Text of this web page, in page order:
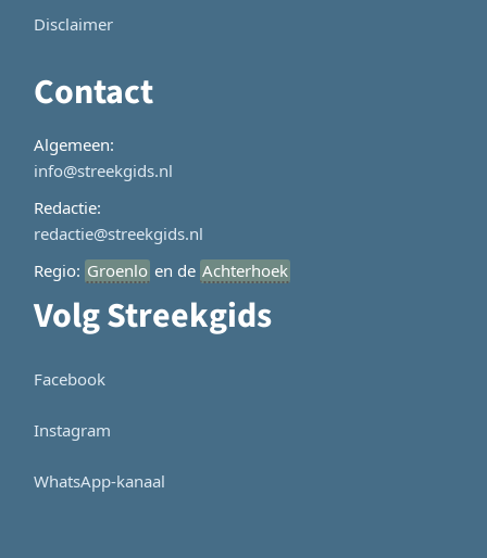
Disclaimer
Contact
Algemeen:
info@streekgids.nl
Redactie:
redactie@streekgids.nl
Regio: Groenlo en de Achterhoek
Volg Streekgids
Facebook
Instagram
WhatsApp-kanaal